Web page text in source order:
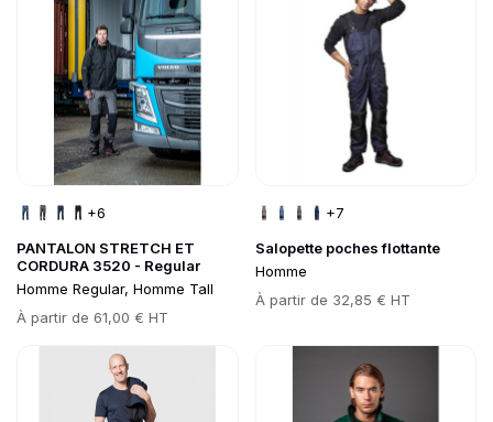
PANTALON STRETCH ET
CORDURA 3520 - Regular
Homme Regular, Homme Tall
Prix
À partir de 61,00 € HT
+6
Salopette poches flottante
Homme
Prix
À partir de 32,85 € HT
+7
Go to product page Go to product page